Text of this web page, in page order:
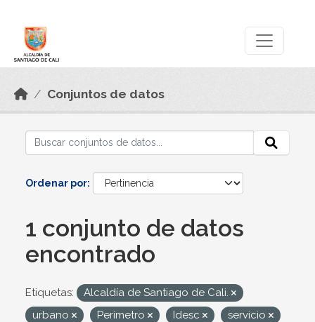
Conjuntos de datos
Ordenar por
1 conjunto de datos
encontrado
Etiquetas:
Alcaldía de Santiago de Cali.
urbano
Perímetro Idesc servicio